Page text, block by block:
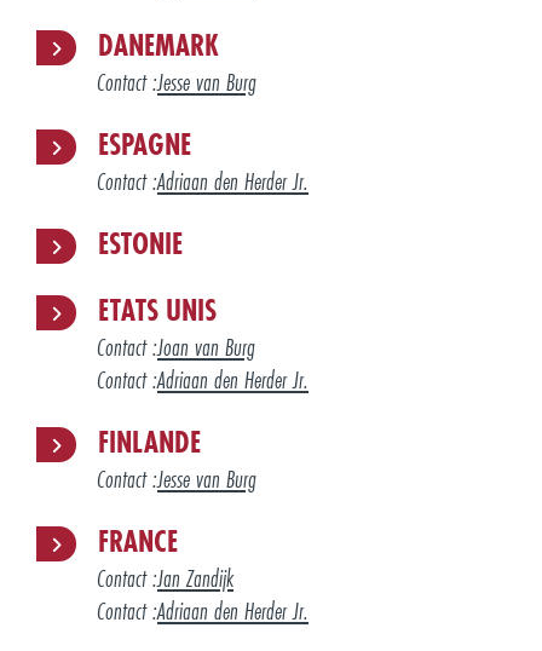
DANEMARK
Contact :Jesse van Burg
ESPAGNE
Contact :Adriaan den Herder Jr.
ESTONIE
ETATS UNIS
Contact :Joan van Burg
Contact :Adriaan den Herder Jr.
FINLANDE
Contact :Jesse van Burg
FRANCE
Contact :Jan Zandijk
Contact :Adriaan den Herder Jr.